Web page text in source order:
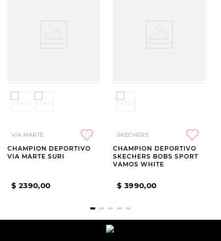
VIA MARTE
CHAMPION DEPORTIVO
VIA MARTE SURI
$ 2390,00
SKECHERS
CHAMPION DEPORTIVO
SKECHERS BOBS SPORT
VAMOS WHITE
$ 3990,00